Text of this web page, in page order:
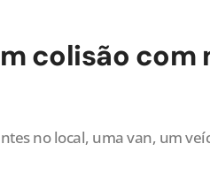
colisão com
no local, uma van, um